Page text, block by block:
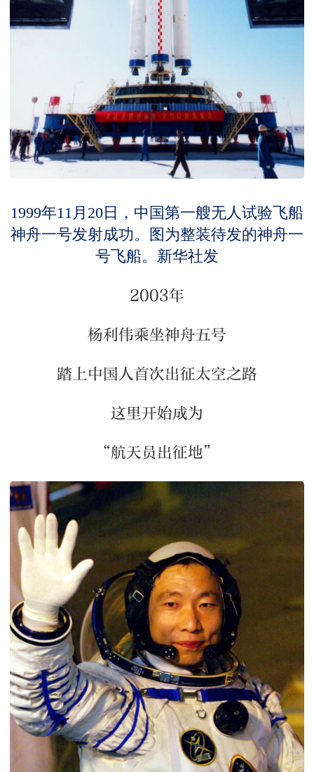
1999年11月20日，中国第一艘无人试验飞船
神舟一号发射成功。图为整装待发的神舟一
号飞船。新华社发
2003年
杨利伟乘坐神舟五号
踏上中国人首次出征太空之路
这里开始成为
“航天员出征地”